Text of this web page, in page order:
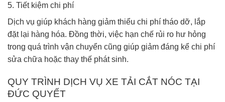
5. Tiết kiệm chi phí
Dịch vụ giúp khách hàng giảm thiểu chi phí tháo dỡ, lắp
đặt lại hàng hóa. Đồng thời, việc hạn chế rủi ro hư hỏng
trong quá trình vận chuyển cũng giúp giảm đáng kể chi phí
sửa chữa hoặc thay thế phát sinh.
QUY TRÌNH DỊCH VỤ XE TẢI CẮT NÓC TẠI
ĐỨC QUYẾT